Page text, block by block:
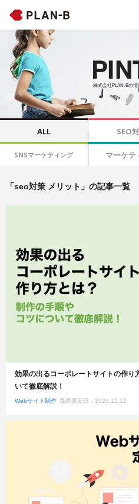
株式会社PLAN-Bの
ALL SEO
SNSマーケティング マーケテ
「seo対策 メリット」の記事一覧
効果の出るコーポレートサイトの作
いて徹底解説！
Webサイト制作 最終更新日：2023.12.12